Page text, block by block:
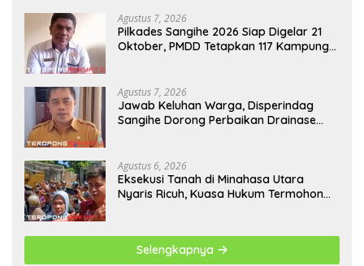
Agustus 7, 2026
Pilkades Sangihe 2026 Siap Digelar 21
Oktober, PMDD Tetapkan 117 Kampung
Agustus 7, 2026
Jawab Keluhan Warga, Disperindag
Sangihe Dorong Perbaikan Drainase
Agustus 6, 2026
Eksekusi Tanah di Minahasa Utara
Nyaris Ricuh, Kuasa Hukum Termohon
Selengkapnya